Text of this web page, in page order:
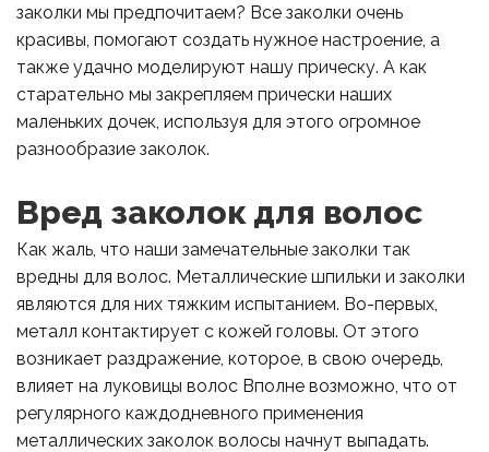
заколки мы предпочитаем? Все заколки очень
красивы, помогают создать нужное настроение, а
также удачно моделируют нашу прическу. А как
старательно мы закрепляем прически наших
маленьких дочек, используя для этого огромное
разнообразие заколок.
Вред заколок для волос
Как жаль, что наши замечательные заколки так
вредны для волос. Металлические шпильки и заколки
являются для них тяжким испытанием. Во-первых,
металл контактирует с кожей головы. От этого
возникает раздражение, которое, в свою очередь,
влияет на луковицы волос Вполне возможно, что от
регулярного каждодневного применения
металлических заколок волосы начнут выпадать.